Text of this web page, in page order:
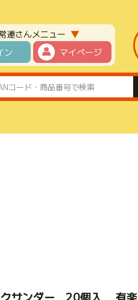
連さんメニュー ▼
ン マイページ
クサンダー 20個入 有楽